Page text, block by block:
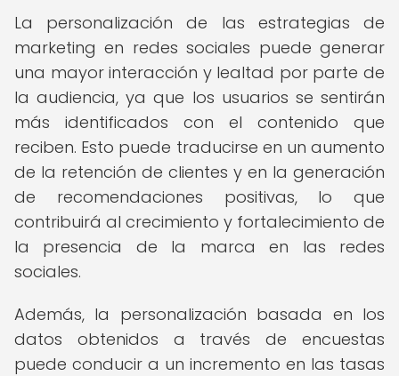
La personalización de las estrategias de
marketing en redes sociales puede generar
una mayor interacción y lealtad por parte de
la audiencia, ya que los usuarios se sentirán
más identificados con el contenido que
reciben. Esto puede traducirse en un aumento
de la retención de clientes y en la generación
de recomendaciones positivas, lo que
contribuirá al crecimiento y fortalecimiento de
la presencia de la marca en las redes
sociales.
Además, la personalización basada en los
datos obtenidos a través de encuestas
puede conducir a un incremento en las tasas